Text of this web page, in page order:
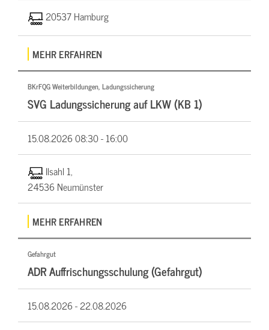
20537 Hamburg
MEHR ERFAHREN
BKrFQG Weiterbildungen, Ladungssicherung
SVG Ladungssicherung auf LKW (KB 1)
15.08.202608:30 - 16:00
Ilsahl 1,
24536 Neumünster
MEHR ERFAHREN
Gefahrgut
ADR Auffrischungsschulung (Gefahrgut)
15.08.2026 -22.08.2026